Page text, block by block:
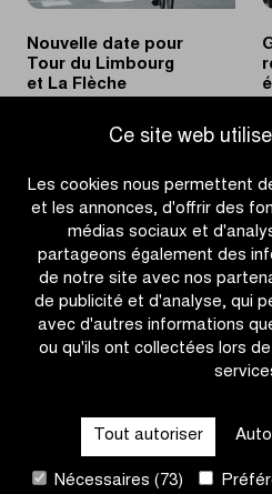
Ce site web
Les cookies nous permettent
et les annonces, d'offrir des
médias sociaux et
partageons également des
de notre site avec nos
de publicité et d'analyse, qui
avec d'autres informations
ou qu'ils ont collectées lors
Tout autoriser
Nécessaires (73)
Nouvelle date pour
Tour du Limbourg
et La Flèche
Nouvelle
date
pour
Tour
du
Limbourg
et
La
Flèche